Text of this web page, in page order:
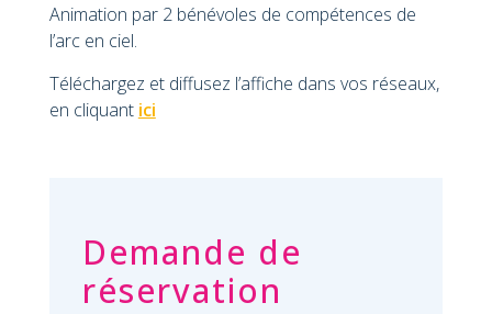
Animation par 2 bénévoles de compétences de
l’arc en ciel.
Téléchargez et diffusez l’affiche dans vos réseaux,
en cliquant ici
Demande de
réservation